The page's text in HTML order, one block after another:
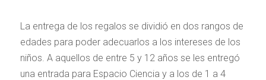
La entrega de los regalos se dividió en dos rangos de
edades para poder adecuarlos a los intereses de los
niños. A aquellos de entre 5 y 12 años se les entregó
una entrada para Espacio Ciencia y a los de 1 a 4